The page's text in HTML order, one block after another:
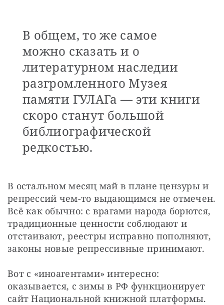
В общем, то же самое
можно сказать и о
литературном наследии
разгромленного Музея
памяти ГУЛАГа — эти книги
скоро станут большой
библиографической
редкостью.
В остальном месяц май в плане цензуры и
репрессий чем-то выдающимся не отмечен.
Всё как обычно: с врагами народа борются,
традиционные ценности соблюдают и
отстаивают, реестры исправно пополняют,
законы новые репрессивные принимают.
Вот с «иноагентами» интересно:
оказывается, с зимы в РФ функционирует
сайт Национальной книжной платформы.